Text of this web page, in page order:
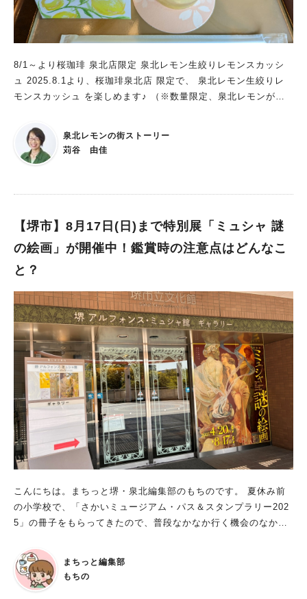
階イベント受付にて先着順に申し込みができる、ワークショッ
プ。 夏休み中は、工作ワークショップの種類も多くなってい
て、きっと作りたいものが見つかるはず！ 各回定員があるの
カラフル★マイギター 開催日程：7月19日（土）～9月15日
（月・祝）の土・日・祝 時間：＜土曜日＞ ①12時40分から ②1
4時20分から＜日曜・祝日＞ ①10時40分から ②11時50分から③
ーの形をした板に、好きなイラストを自由に描いて、自分だけの
デザインに仕上げられる、「カラフル★マイギター」。 最後に
輪ゴムを張って、軽くはじけば…あっという間に“手作り楽器”の
ーが作れますよ。 ■昔懐かしい飴細工体験 日程：8月10日、24
料：500円 対象：小学生以上 定員：各4名 縁日にタイムスリッ
プしたような気分で体験できる、飴細工のワークショップが登
づくってみませんか？ 日本の伝統文化に触れる、ちょっと特別
なひとときになるでしょう。 ■宇宙体験工作ワークショップ 日
程：8月15日(金) 時間：①11時から②13時30分から 参加料：無
料 定員：各20組（お子さん1名と保護者） 雨の日にスーパーで
もらう、❝かさ袋❞を使った「かさ袋ロケット」を作るワークショ
ップです。 長い距離を飛ばすための工夫の仕方が、楽しみなが
ら学べる！？ ■えらべる工作ワークショップ 開催期間：8 月19
日（火）～21日（木） 時間：①10時40分から②11時50分から③
13時50分から④15時から 参加料：500 円 定員：各24名 大好評
の工作ワークショップが、今年の夏休みに特別企画として再登
場！ 選べるクラフトは全6種類です。 どれを選んでも、創作の
楽しさがぎゅっと詰まった体験が待っていますよ。 劇場では
「マジシャンアミティーの愉快なマジックショー」！ 日程：8月
名 子どもたちのために登場する特別なマジシャンアミティー！
目の前でくり広げられる手品に、笑いとワクワクが止まらない！
ビッグバンだけのマジックも！？ 魔法のようなステージショー
ンのイベント情報をまとめてご紹介しました。 ワクワクの企画
が盛りだくさんのビッグバンへ、ぜひ行ってみてくださいね。
※画像はすべて施設提供
8/1～より桜珈琲 泉北店限定 泉北レモン生絞りレモンスカッシ
ュ 2025.8.1より、桜珈琲泉北店 限定で、 泉北レモン生絞りレ
モンスカッシュ を楽しめます♪ （※数量限定、泉北レモンがな
りこみ、 贅沢な輪切りレモン🍋 そのままストレートでも、 ま
た、ついてるシロップでお好みの味に仕上げて飲むこともできま
す！ 泉北レモン農家 の苅谷が栽培する、 大阪エコ農産物「農薬
ひと時を過ごしませんか。 ・・・・・・・・・ 桜珈琲様HP htt
181&r_id=66 【数量限定】 泉北レモンは、堺市南区で収穫され
る皮まで使える安心安全なレモン。 みかんと同じ糖度（9～10）
徴。 苗木の時から薬を一切使わず、「大阪府認証のエコ農産
物」の一番レベルの高い、 「農薬・化学肥料不使用」のレモン
です。 そんなプレミアムなレモンを贅沢に使用した期間限定ド
リンク。 暑い夏の日に、心も体もリフレッシュしてくれる一杯
をお愉しみください。 ・・・・・・・・ 泉北レモンの街ストー
リー https://senboku-lemon.net/
泉北レモンの街ストーリー
苅谷 由佳
【堺市】8月17日(日)まで特別展「ミュシャ 謎
の絵画」が開催中！鑑賞時の注意点はどんなこ
と？
こんにちは。まちっと堺・泉北編集部のもちのです。 夏休み前
の小学校で、「さかいミュージアム・パス＆スタンプラリー202
5」の冊子をもらってきたので、普段なかなか行く機会のなかっ
館初挑戦の娘と、美術作品素人の私でしたが、とても充実した時
間を過ごせたので、その様子をご紹介します！ 副館長さんに教
えてもらった、鑑賞時の注意点もお伝えしますよ。 特別展「ミ
まちっと編集部
もちの